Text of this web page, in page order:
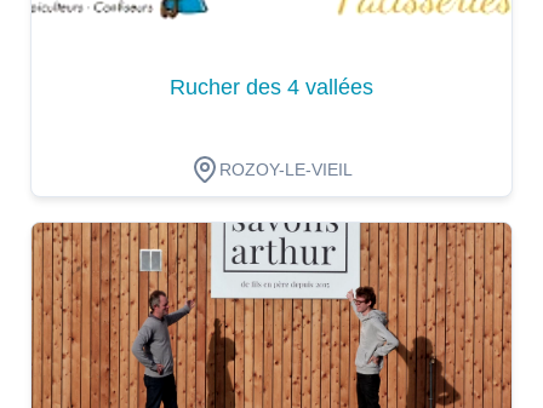
Rucher des 4 vallées
ROZOY-LE-VIEIL
Dégustation